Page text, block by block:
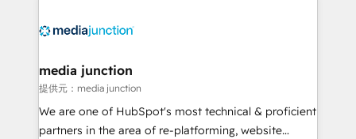
offer unparalleled insights. Operating in five
Mexico, USA, and Portugal—we've executed over a
hundred successful operations. Our approach,
rooted in RevOps principles, integrates analysis,
training, planning, and qualification. Leveraging
media junction
提供元：media junction
We are one of HubSpot's most technical & proficient
partners in the area of re-platforming, website